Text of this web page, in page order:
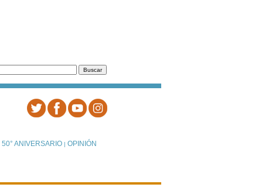
50° ANIVERSARIO| OPINIÓN